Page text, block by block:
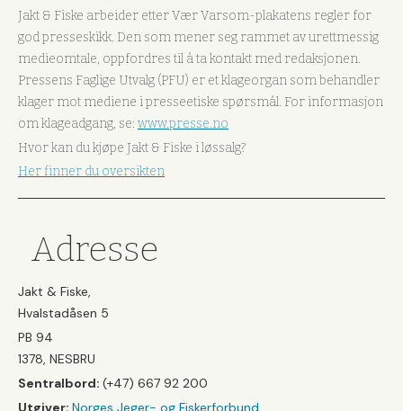
Jakt & Fiske arbeider etter Vær Varsom-plakatens regler for
god presseskikk. Den som mener seg rammet av urettmessig
medieomtale, oppfordres til å ta kontakt med redaksjonen.
Pressens Faglige Utvalg (PFU) er et klageorgan som behandler
klager mot mediene i presseetiske spørsmål. For informasjon
om klageadgang, se: www.presse.no
Hvor kan du kjøpe Jakt & Fiske i løssalg?
Her finner du oversikten
Adresse
Jakt & Fiske,
Hvalstadåsen 5
PB 94
1378, NESBRU
Sentralbord: (+47) 667 92 200
Utgiver: Norges Jeger- og Fiskerforbund